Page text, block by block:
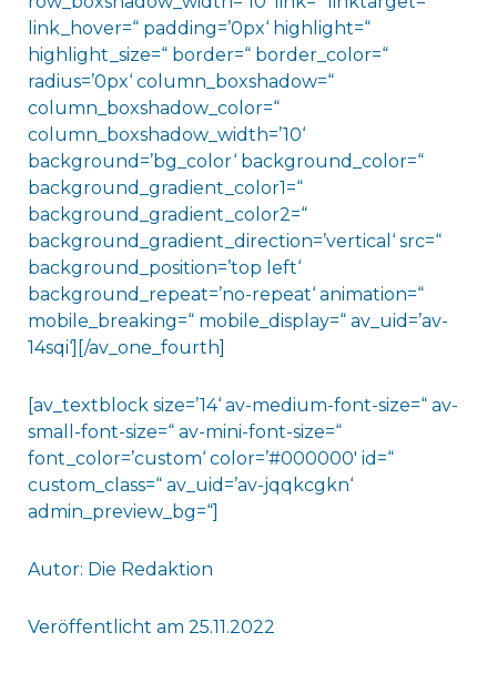
link_hover=“ padding=’0px‘ highlight=“
highlight_size=“ border=“ border_color=“
radius=’0px‘ column_boxshadow=“
column_boxshadow_color=“
column_boxshadow_width=’10‘
background=’bg_color‘ background_color=“
background_gradient_color1=“
background_gradient_color2=“
background_gradient_direction=’vertical‘ src=“
background_position=’top left‘
background_repeat=’no-repeat‘ animation=“
mobile_breaking=“ mobile_display=“ av_uid=’av-
14sqi‘][/av_one_fourth]
[av_textblock size=’14‘ av-medium-font-size=“ av-
small-font-size=“ av-mini-font-size=“
font_color=’custom‘ color=’#000000′ id=“
custom_class=“ av_uid=’av-jqqkcgkn‘
admin_preview_bg=“]
Autor: Die Redaktion
Veröffentlicht am 25.11.2022